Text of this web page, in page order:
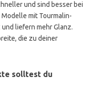
und sind besser bei
mit Tourmalin-
liefern mehr Glanz.
die zu deiner
solltest du